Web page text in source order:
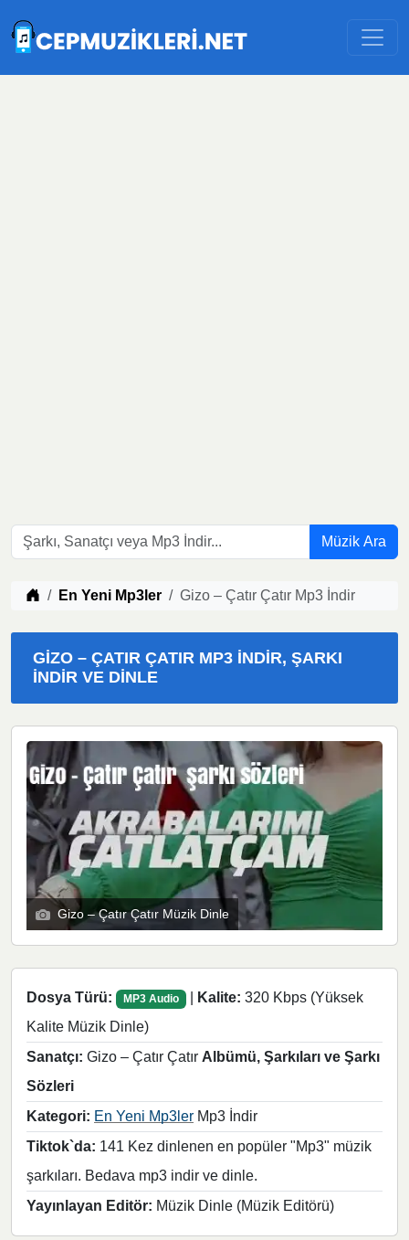
Müzik Ara
Müzik indir
En Yeni Mp3ler Gizo – Çatır Çatır Mp3 İndir
GIZO – ÇATIR ÇATIR MP3 İNDIR, ŞARKI
İNDIR VE DINLE
Gizo – Çatır Çatır Müzik Dinle
Dosya Türü: MP3 Audio | Kalite: 320 Kbps (Yüksek
Kalite Müzik Dinle)
Sanatçı: Gizo – Çatır Çatır Albümü, Şarkıları ve Şarkı
Sözleri
Kategori: En Yeni Mp3ler Mp3 İndir
Tiktok`da: 141 Kez dinlenen en popüler "Mp3" müzik
şarkıları. Bedava mp3 indir ve dinle.
Yayınlayan Editör: Müzik Dinle (Müzik Editörü)